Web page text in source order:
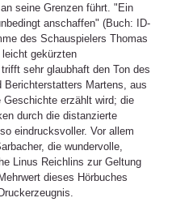
seine Grenzen führt. "Ein
anschaffen" (Buch: ID-
des Schauspielers Thomas
gekürzten
sehr glaubhaft den Ton des
Berichterstatters Martens, aus
erzählt wird; die
durch die distanzierte
eindrucksvoller. Vor allem
die wundervolle,
Linus Reichlins zur Geltung
dieses Hörbuches